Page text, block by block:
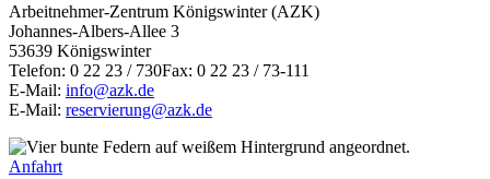
Arbeitnehmer-Zentrum Königswinter (AZK)
Johannes-Albers-Allee 3
53639 Königswinter
Telefon: 0 22 23 / 730Fax: 0 22 23 / 73-111
E-Mail: info@azk.de
E-Mail: reservierung@azk.de
Anfahrt